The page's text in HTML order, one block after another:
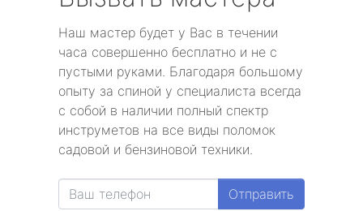
Наш мастер будет у Вас в течении
часа совершенно бесплатно и не с
пустыми руками. Благодаря большому
опыту за спиной у специалиста всегда
с собой в наличии полный спектр
инструметов на все виды поломок
садовой и бензиновой техники.
Отправить